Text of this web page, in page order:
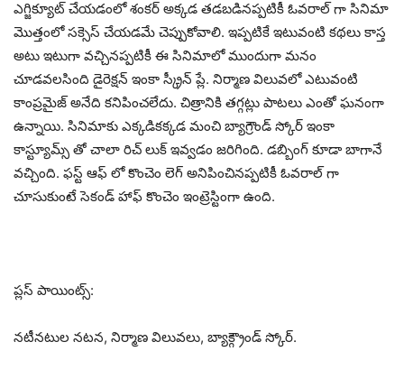
ఎగ్జిక్యూట్ చేయడంలో శంకర్ అక్కడ తడబడినప్పటికీ ఓవరాల్ గా సినిమా
మొత్తంలో సక్సెస్ చేయడమే చెప్పుకోవాలి. ఇప్పటికే ఇటువంటి కథలు కాస్త
అటు ఇటుగా వచ్చినప్పటికీ ఈ సినిమాలో ముందుగా మనం
చూడవలసింది డైరెక్షన్ ఇంకా స్క్రీన్ ప్లే. నిర్మాణ విలువలో ఎటువంటి
కాంప్రమైజ్ అనేది కనిపించలేదు. చిత్రానికి తగ్గట్లు పాటలు ఎంతో ఘనంగా
ఉన్నాయి. సినిమాకు ఎక్కడికక్కడ మంచి బ్యాగ్రౌండ్ స్కోర్ ఇంకా
కాస్ట్యూమ్స్ తో చాలా రిచ్ లుక్ ఇవ్వడం జరిగింది. డబ్బింగ్ కూడా బాగానే
వచ్చింది. ఫస్ట్ ఆఫ్ లో కొంచెం లెగ్ అనిపించినప్పటికీ ఓవరాల్ గా
చూసుకుంటే సెకండ్ హాఫ్ కొంచెం ఇంట్రెస్టింగా ఉంది.
ప్లస్ పాయింట్స్:
నటీనటుల నటన, నిర్మాణ విలువలు, బ్యాక్గ్రౌండ్ స్కోర్.